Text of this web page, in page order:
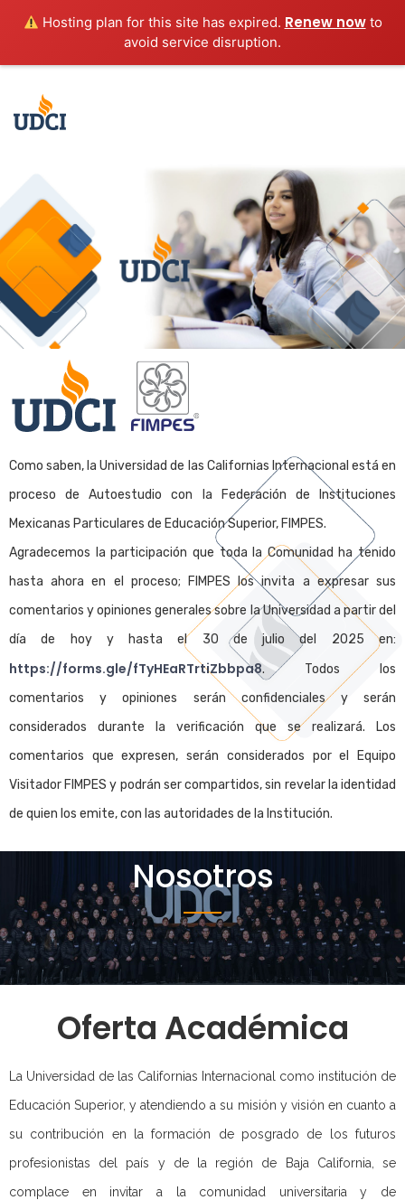
Hosting plan for this site has expired. Renew nowto
avoid service disruption.
Como saben, la Universidad de las Californias Internacional está en
proceso de Autoestudio con la Federación de Instituciones
Mexicanas Particulares de Educación Superior, FIMPES.
Agradecemos la participación que toda la Comunidad ha tenido
hasta ahora en el proceso; FIMPES los invita a expresar sus
comentarios y opiniones generales sobre la Universidad a partir del
día de hoy y hasta el 30 de julio del 2025 en:
https://forms.gle/fTyHEaRTrtiZbbpa8. Todos los
comentarios y opiniones serán confidenciales y serán
considerados durante la verificación que se realizará. Los
comentarios que expresen, serán considerados por el Equipo
Visitador FIMPES y podrán ser compartidos, sin revelar la identidad
de quien los emite, con las autoridades de la Institución.
Nosotros
Oferta Académica
La Universidad de las Californias Internacional como institución de
Educación Superior, y atendiendo a su misión y visión en cuanto a
su contribución en la formación de posgrado de los futuros
profesionistas del país y de la región de Baja California, se
complace en invitar a la comunidad universitaria y de